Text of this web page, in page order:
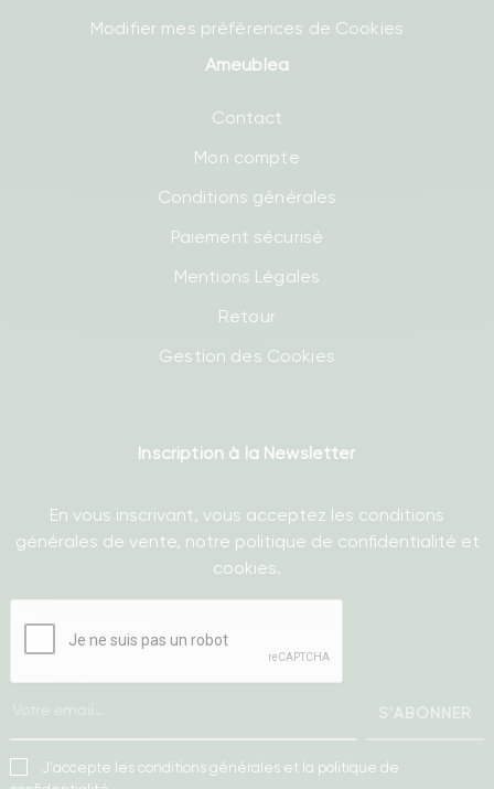
Modifier mes préférences de Cookies
Ameublea
Contact
Mon compte
Conditions générales
Paiement sécurisé
Mentions Légales
Retour
Gestion des Cookies
Inscription à la Newsletter
En vous inscrivant, vous acceptez les conditions
générales de vente, notre politique de confidentialité et
cookies.
S'ABONNER
J'accepte les conditions générales et la politique de